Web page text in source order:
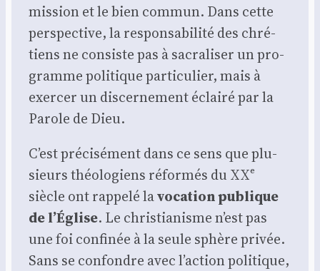
mis­sion et le bien com­mun. Dans cette
pers­pec­tive, la res­pon­sa­bi­li­té des chré­
tiens ne consiste pas à sacra­li­ser un pro­
gramme poli­tique par­ti­cu­lier, mais à
exer­cer un dis­cer­ne­ment éclai­ré par la
Parole de Dieu.
C’est pré­ci­sé­ment dans ce sens que plu­
sieurs théo­lo­giens réfor­més du XXᵉ
siècle ont rap­pe­lé lavoca­tion publique
de l’Église. Le chris­tia­nisme n’est pas
une foi confi­née à la seule sphère pri­vée.
Sans se confondre avec l’action poli­tique,